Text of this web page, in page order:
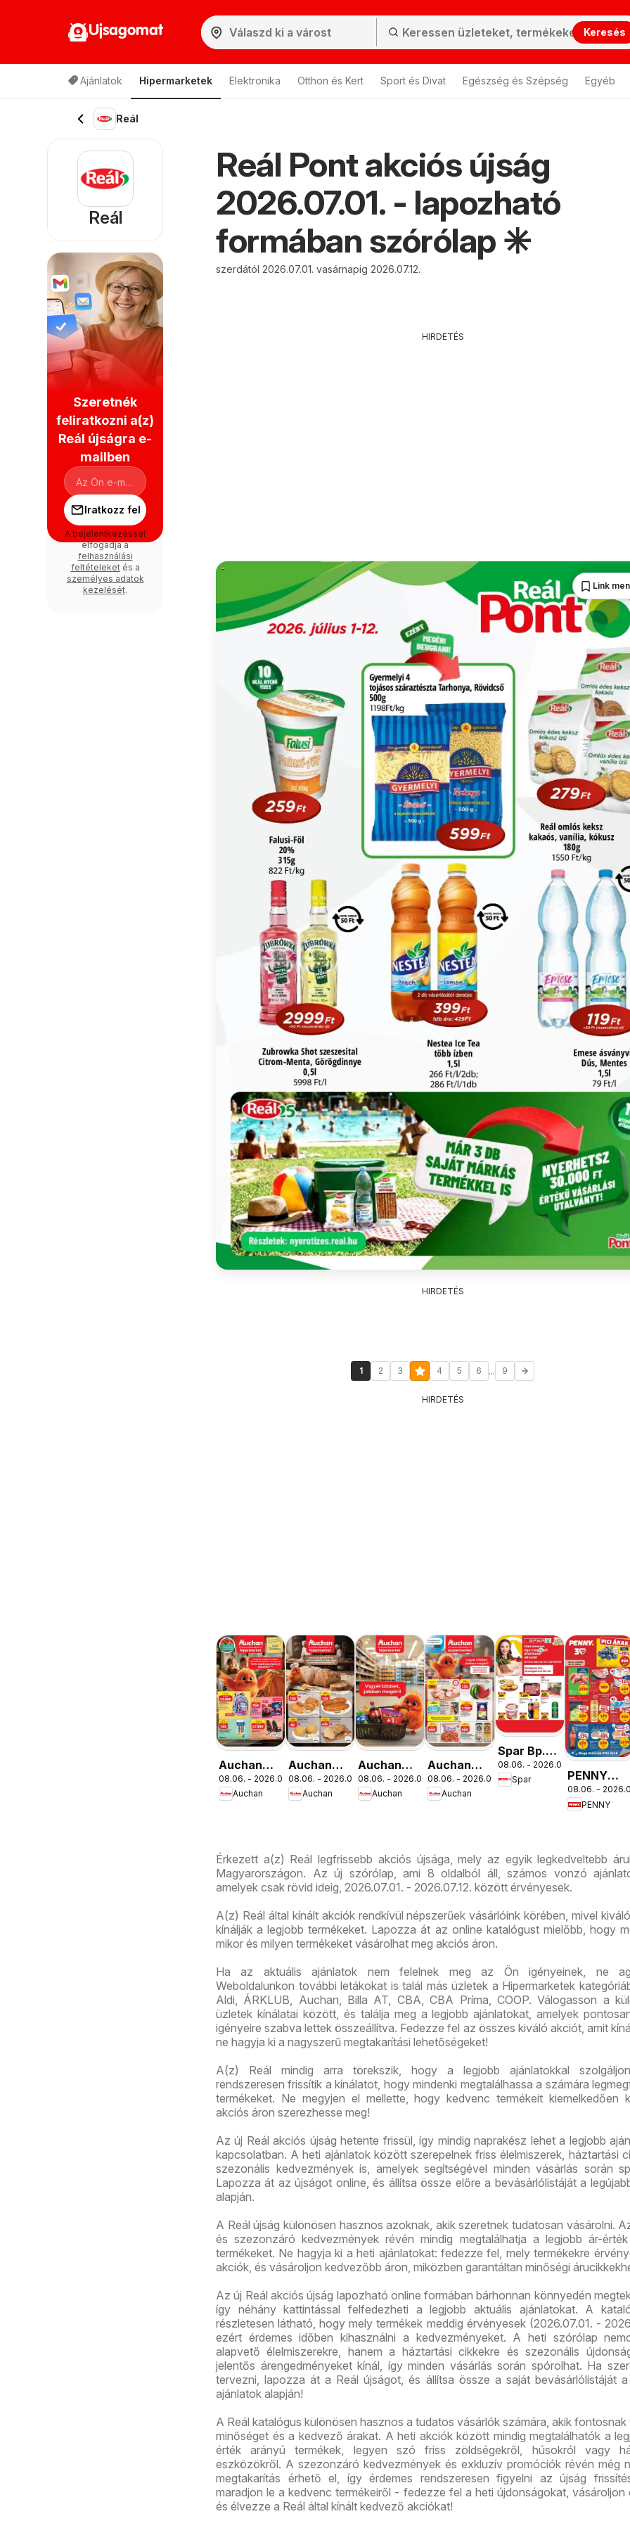
Ujsagomat Keresés
Ajánlatok Hipermarketek Elektronika Otthon és Kert Sport és Divat Egészség és Szépség Egyéb
Reál
Reál Pont akciós újság
2026.07.01. - lapozható
formában szórólap ✳️
szerdától 2026.07.01. vasárnapig 2026.07.12.
HIRDETÉS
Link
HIRDETÉS
1 2 3 4 5 6 ... 9
HIRDETÉS
Auchan
Iskolakezdés
ajánlatok
08.06. - 2026.08.19.
Auchan
Auchan
Pékség
ajánlataink
08.06. - 2026.08.12.
Auchan
Auchan
Mennyiségi
kedvezmény
08.06. - 2026.08.19.
Auchan
Auchan
Szupermarket
akciós
08.06. - 2026.08.12.
Auchan
Spar Bp.
XIII.
Országbíró
08.06. - 2026.08.12.
Spar
PENNY
aktuális
akciós
08.06. -
PENNY
Érkezett a(z) Reál legfrissebb akciós újsága, mely az egyik legkedveltebb
Magyarországon. Az új szórólap, ami 8 oldalból áll, számos vonzó
amelyek csak rövid ideig, 2026.07.01. - 2026.07.12. között érvényesek.
A(z) Reál által kínált akciók rendkívül népszerűek vásárlóink körében, mivel
kínálják a legjobb termékeket. Lapozza át az online katalógust mielőbb, hogy
mikor és milyen termékeket vásárolhat meg akciós áron.
Ha az aktuális ajánlatok nem felelnek meg az Ön igényeinek, ne
Weboldalunkon további letákokat is talál más üzletek a Hipermarketek
Aldi, ÁRKLUB, Auchan, Billa AT, CBA, CBA Príma, COOP. Válogasson a
üzletek kínálatai között, és találja meg a legjobb ajánlatokat, amelyek
igényeire szabva lettek összeállítva. Fedezze fel az összes kiváló akciót, amit
ne hagyja ki a nagyszerű megtakarítási lehetőségeket!
A(z) Reál mindig arra törekszik, hogy a legjobb ajánlatokkal
rendszeresen frissítik a kínálatot, hogy mindenki megtalálhassa a számára
termékeket. Ne megyjen el mellette, hogy kedvenc termékeit kiemelkedően
akciós áron szerezhesse meg!
Az új Reál akciós újság hetente frissül, így mindig naprakész lehet a legjobb
kapcsolatban. A heti ajánlatok között szerepelnek friss élelmiszerek, háztartási
szezonális kedvezmények is, amelyek segítségével minden vásárlás során
Lapozza át az újságot online, és állítsa össze előre a bevásárlólistáját a
alapján.
A Reál újság különösen hasznos azoknak, akik szeretnek tudatosan vásárolni.
és szezonzáró kedvezmények révén mindig megtalálhatja a legjobb ár-
termékeket. Ne hagyja ki a heti ajánlatokat: fedezze fel, mely termékekre
akciók, és vásároljon kedvezőbb áron, miközben garantáltan minőségi
Az új Reál akciós újság lapozható online formában bárhonnan könnyedén
így néhány kattintással felfedezheti a legjobb aktuális ajánlatokat. A
részletesen látható, hogy mely termékek meddig érvényesek (2026.07.01. -
ezért érdemes időben kihasználni a kedvezményeket. A heti szórólap
alapvető élelmiszerekre, hanem a háztartási cikkekre és szezonális
jelentős árengedményeket kínál, így minden vásárlás során spórolhat. Ha
tervezni, lapozza át a Reál újságot, és állítsa össze a saját bevásárlólistáját a
ajánlatok alapján!
A Reál katalógus különösen hasznos a tudatos vásárlók számára, akik fontosnak
minőséget és a kedvező árakat. A heti akciók között mindig megtalálhatók a
érték arányú termékek, legyen szó friss zöldségekről, húsokról vagy
eszközökről. A szezonzáró kedvezmények és exkluzív promóciók révén még
megtakarítás érhető el, így érdemes rendszeresen figyelni az újság
maradjon le a kedvenc termékeiről - fedezze fel a heti újdonságokat, vásároljon
és élvezze a Reál által kínált kedvező akciókat!
Reál
Szeretnék
feliratkozni a(z)
Reál újságra e-
mailben
Iratkozz fel
A bejelentkezéssel
elfogadja a
felhasználási
feltételeketés a
személyes adatok
kezelését.